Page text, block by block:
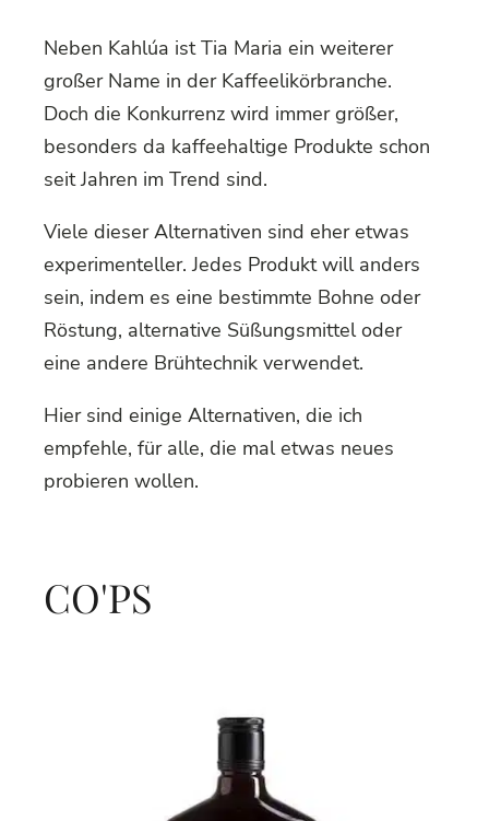
Neben Kahlúa ist Tia Maria ein weiterer
großer Name in der Kaffeelikörbranche.
Doch die Konkurrenz wird immer größer,
besonders da kaffeehaltige Produkte schon
seit Jahren im Trend sind.
Viele dieser Alternativen sind eher etwas
experimenteller. Jedes Produkt will anders
sein, indem es eine bestimmte Bohne oder
Röstung, alternative Süßungsmittel oder
eine andere Brühtechnik verwendet.
Hier sind einige Alternativen, die ich
empfehle, für alle, die mal etwas neues
probieren wollen.
CO'PS